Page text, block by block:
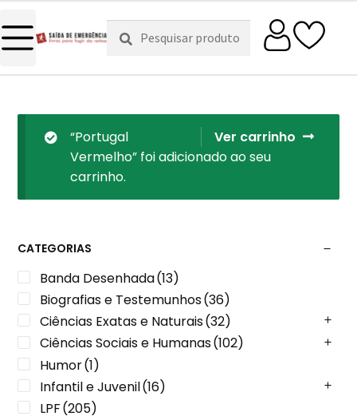
Pesquisar
por:
Pesquisa
Ver carrinho
“Portugal
Vermelho” foi adicionado ao seu
carrinho.
CATEGORIAS
Banda Desenhada(13)
Biografias e Testemunhos(36)
Ciências Exatas e Naturais(32)
Ciências Sociais e Humanas(102)
Humor(1)
Infantil e Juvenil(16)
LPF(205)